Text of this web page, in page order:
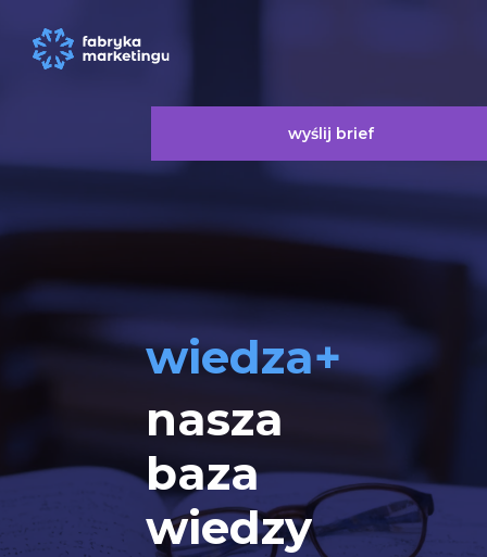
wyślij brief
wiedza+
nasza
baza
wiedzy